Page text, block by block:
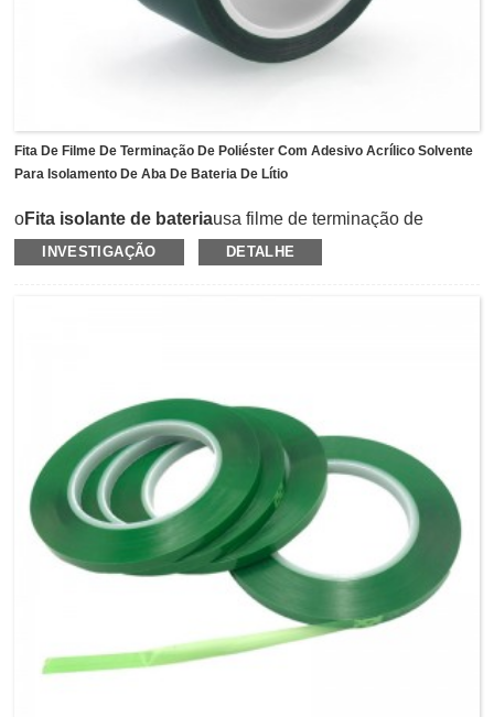
Fita De Filme De Terminação De Poliéster Com Adesivo Acrílico Solvente
Para Isolamento De Aba De Bateria De Lítio
oFita isolante de bateriausa filme de terminação de
poliéster como suporte e depois revestido com adesivo
acrílico solvente.Proporciona excelente desempenho em
de níquel, bateria de cádmio.
INVESTIGAÇÃO DETALHE